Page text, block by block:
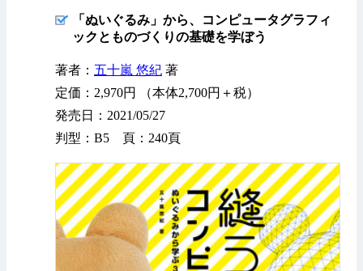
「ぬいぐるみ」から、コンピュータグラフィ
ックとものづくりの基礎を学ぼう
著者： 五十嵐 悠紀 著
定価：2,970円 （本体2,700円＋税）
発売日：2021/05/27
判型：B5 頁：240頁